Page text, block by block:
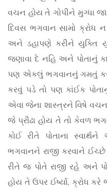
વચન હોય તે ગોપીને મુગ્ધા
દિવસ ભગવાન સામો
અને ડહાપણે કરીને યુક્તિ
જણાવા દે નહિ અને પોતાનું
પણ એકલું ભગવાનનું ગમતું
કરવું પડે તો પણ કાંઈક
એવા જેના શાસ્ત્રને વિષે
જે પ્રૌઢા હોય તે તો કેવળ
કોઈ રીતે પોતાના
ભગવાનને રાજી કરવાને
રીતે જ પોતે રાજી રહે અને
હોય તે ઉપર ઈર્ષ્યા, ક્રોધ